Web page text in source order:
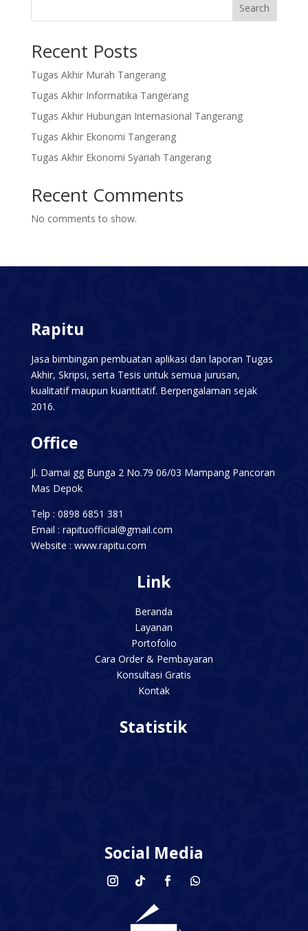
Search
Recent Posts
Tugas Akhir Murah Tangerang
Tugas Akhir Informatika Tangerang
Tugas Akhir Hubungan Internasional Tangerang
Tugas Akhir Ekonomi Tangerang
Tugas Akhir Ekonomi Syariah Tangerang
Recent Comments
No comments to show.
Rapitu
Jasa bimbingan pembuatan aplikasi dan laporan Tugas
Akhir, Skripsi, serta Tesis untuk semua jurusan,
kualitatif maupun kuantitatif. Berpengalaman sejak
2016.
Office
Jl. Damai gg Bunga 2 No.79 06/03 Mampang Pancoran
Mas Depok
Telp : 0898 6851 381
Email : rapituofficial@gmail.com
Website : www.rapitu.com
Link
Beranda
Layanan
Portofolio
Cara Order & Pembayaran
Konsultasi Gratis
Kontak
Statistik
Social Media